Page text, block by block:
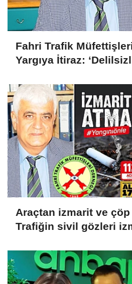
Fahri Trafik
Yargıya İtiraz:
Hukuksuzdur’
Araçtan izmarit ve çöp
Trafiğin sivil gözleri